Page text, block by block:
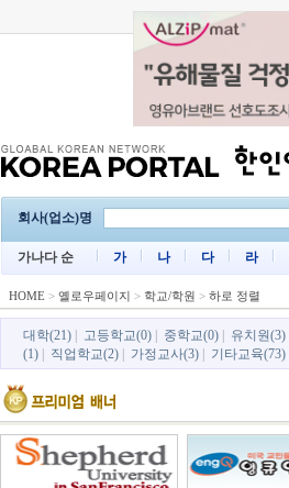
회사(업소)명
가나다 순 가 나 다 라
HOME > 옐로우페이지 > 학교/학원 > 하로 정렬
대학(21) 고등학교(0) 중학교(0) 유치원(3)
(1)
직업학교(2) 가정교사(3) 기타교육(73)